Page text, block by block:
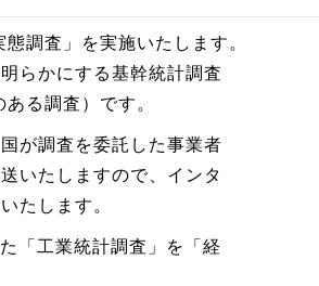
調査」を実施いたします。
らかにする基幹統計調査
る調査）です。
が調査を委託した事業者
いたしますので、インタ
たします。
「工業統計調査」を「経